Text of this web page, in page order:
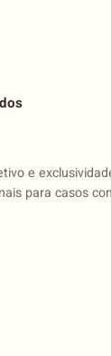
e
para casos